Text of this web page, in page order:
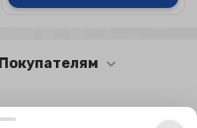
Покупателям
данные